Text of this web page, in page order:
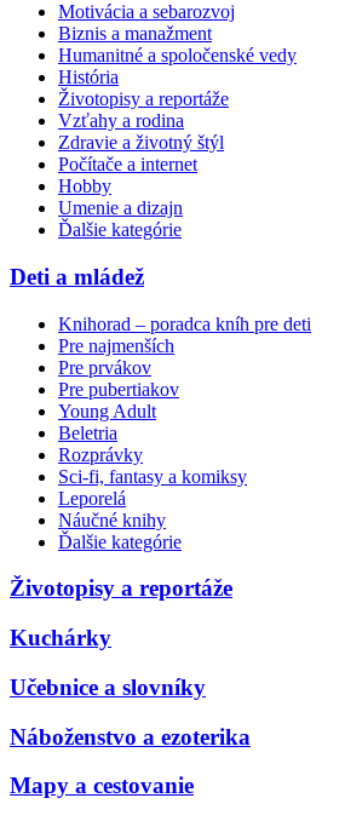
Motivácia a sebarozvoj
Biznis a manažment
Humanitné a spoločenské vedy
História
Životopisy a reportáže
Vzťahy a rodina
Zdravie a životný štýl
Počítače a internet
Hobby
Umenie a dizajn
Ďalšie kategórie
Deti a mládež
Knihorad – poradca kníh pre deti
Pre najmenších
Pre prvákov
Pre pubertiakov
Young Adult
Beletria
Rozprávky
Sci-fi, fantasy a komiksy
Leporelá
Náučné knihy
Ďalšie kategórie
Životopisy a reportáže
Kuchárky
Učebnice a slovníky
Náboženstvo a ezoterika
Mapy a cestovanie